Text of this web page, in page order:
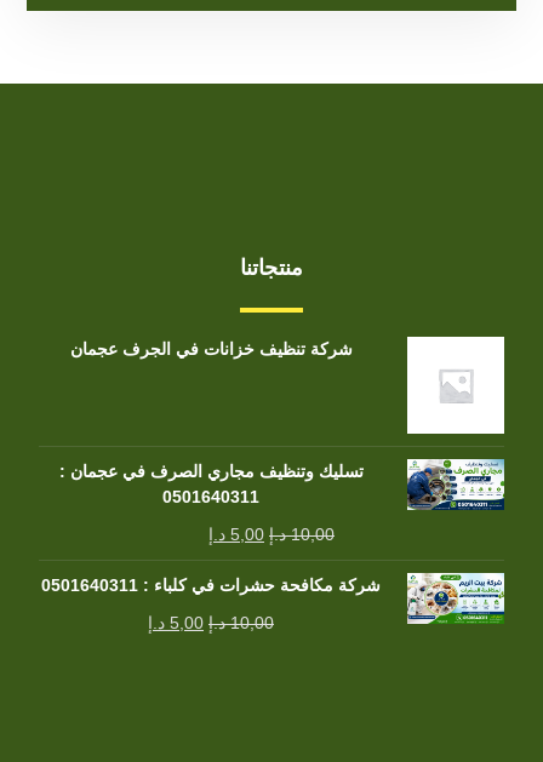
منتجاتنا
شركة تنظيف خزانات في الجرف عجمان
تسليك وتنظيف مجاري الصرف في عجمان :
0501640311
10,00 د.إ 5,00 د.إ
شركة مكافحة حشرات في كلباء : 0501640311
10,00 د.إ 5,00 د.إ